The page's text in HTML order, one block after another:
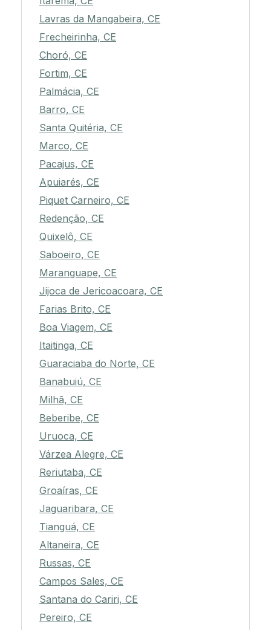
Lavras da Mangabeira, CE
Frecheirinha, CE
Choró, CE
Fortim, CE
Palmácia, CE
Barro, CE
Santa Quitéria, CE
Marco, CE
Pacajus, CE
Apuiarés, CE
Piquet Carneiro, CE
Redenção, CE
Quixelô, CE
Saboeiro, CE
Maranguape, CE
Jijoca de Jericoacoara, CE
Farias Brito, CE
Boa Viagem, CE
Itaitinga, CE
Guaraciaba do Norte, CE
Banabuiú, CE
Milhã, CE
Beberibe, CE
Uruoca, CE
Várzea Alegre, CE
Reriutaba, CE
Groaíras, CE
Jaguaribara, CE
Tianguá, CE
Altaneira, CE
Russas, CE
Campos Sales, CE
Santana do Cariri, CE
Pereiro, CE